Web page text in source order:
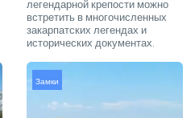
легендарной крепости можно
встретить в многочисленных
закарпатских легендах и
исторических документах.
Замки